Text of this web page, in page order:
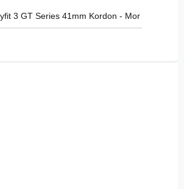
3 GT Series 41mm Kordon - Mor